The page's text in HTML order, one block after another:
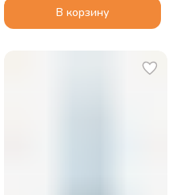
В корзину